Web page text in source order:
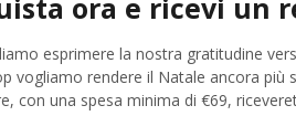
ora e ricevi un
esprimere la nostra gratitudine
vogliamo rendere il Natale ancora più
con una spesa minima di €69,